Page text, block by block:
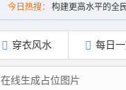
今日热搜： 构建更高水平的全
台风白海豚将提前登陆
儿子
穿衣风水 每日
在线生成占位图片